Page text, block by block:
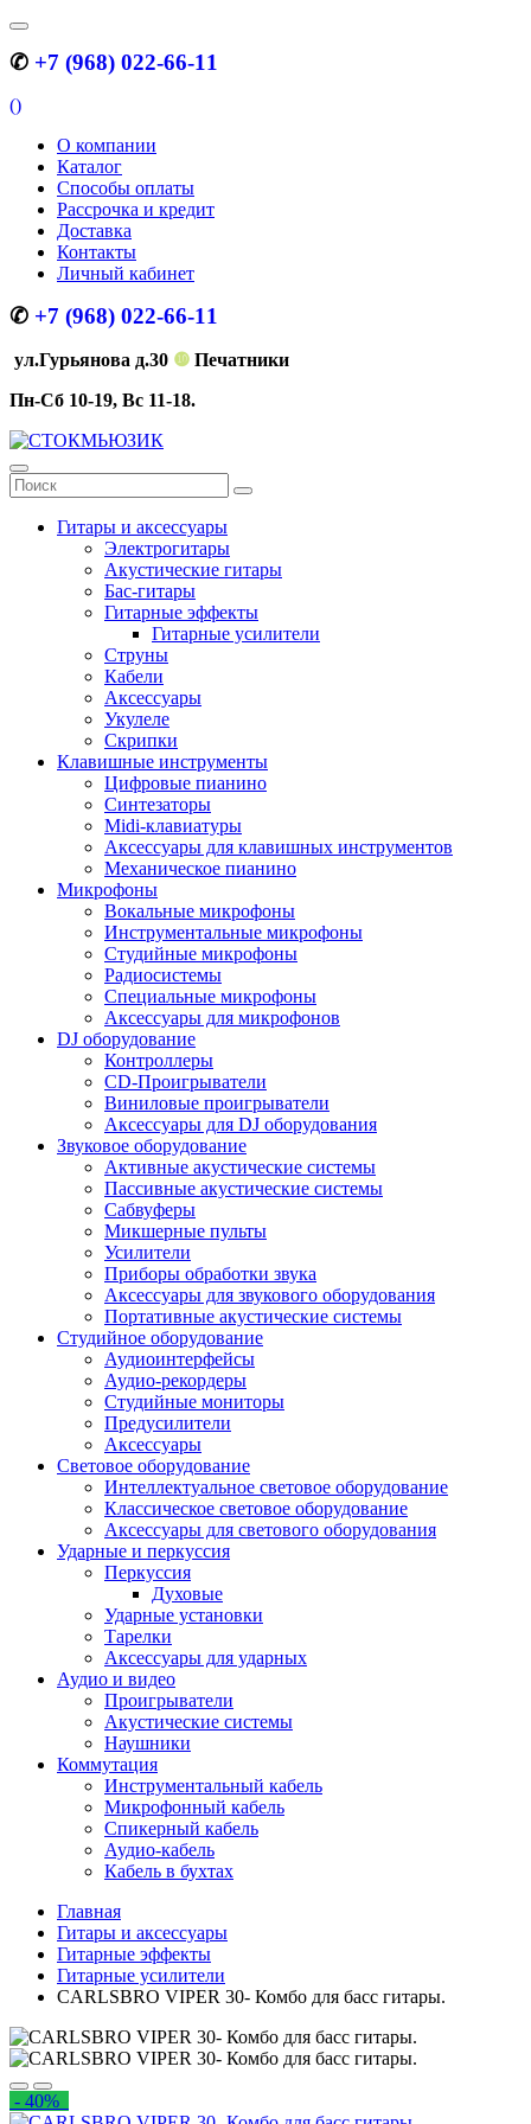
✆ +7 (968) 022-66-11
()
О компании
Каталог
Способы оплаты
Рассрочка и кредит
Доставка
Контакты
Личный кабинет
✆ +7 (968) 022-66-11
ул.Гурьянова д.30 ❿ Печатники
Пн-Сб 10-19, Вс 11-18.
Гитары и аксессуары
Электрогитары
Акустические гитары
Бас-гитары
Гитарные эффекты
Гитарные усилители
Струны
Кабели
Аксессуары
Укулеле
Скрипки
Клавишные инструменты
Цифровые пианино
Синтезаторы
Midi-клавиатуры
Аксессуары для клавишных инструментов
Механическое пианино
Микрофоны
Вокальные микрофоны
Инструментальные микрофоны
Студийные микрофоны
Радиосистемы
Специальные микрофоны
Аксессуары для микрофонов
DJ оборудование
Контроллеры
CD-Проигрыватели
Виниловые проигрыватели
Аксессуары для DJ оборудования
Звуковое оборудование
Активные акустические системы
Пассивные акустические системы
Сабвуферы
Микшерные пульты
Усилители
Приборы обработки звука
Аксессуары для звукового оборудования
Портативные акустические системы
Студийное оборудование
Аудиоинтерфейсы
Аудио-рекордеры
Студийные мониторы
Предусилители
Аксессуары
Световое оборудование
Интеллектуальное световое оборудование
Классическое световое оборудование
Аксессуары для светового оборудования
Ударные и перкуссия
Перкуссия
Духовые
Ударные установки
Тарелки
Аксессуары для ударных
Аудио и видео
Проигрыватели
Акустические системы
Наушники
Коммутация
Инструментальный кабель
Микрофонный кабель
Спикерный кабель
Аудио-кабель
Кабель в бухтах
Главная
Гитары и аксессуары
Гитарные эффекты
Гитарные усилители
CARLSBRO VIPER 30- Комбо для басс гитары.
- 40%